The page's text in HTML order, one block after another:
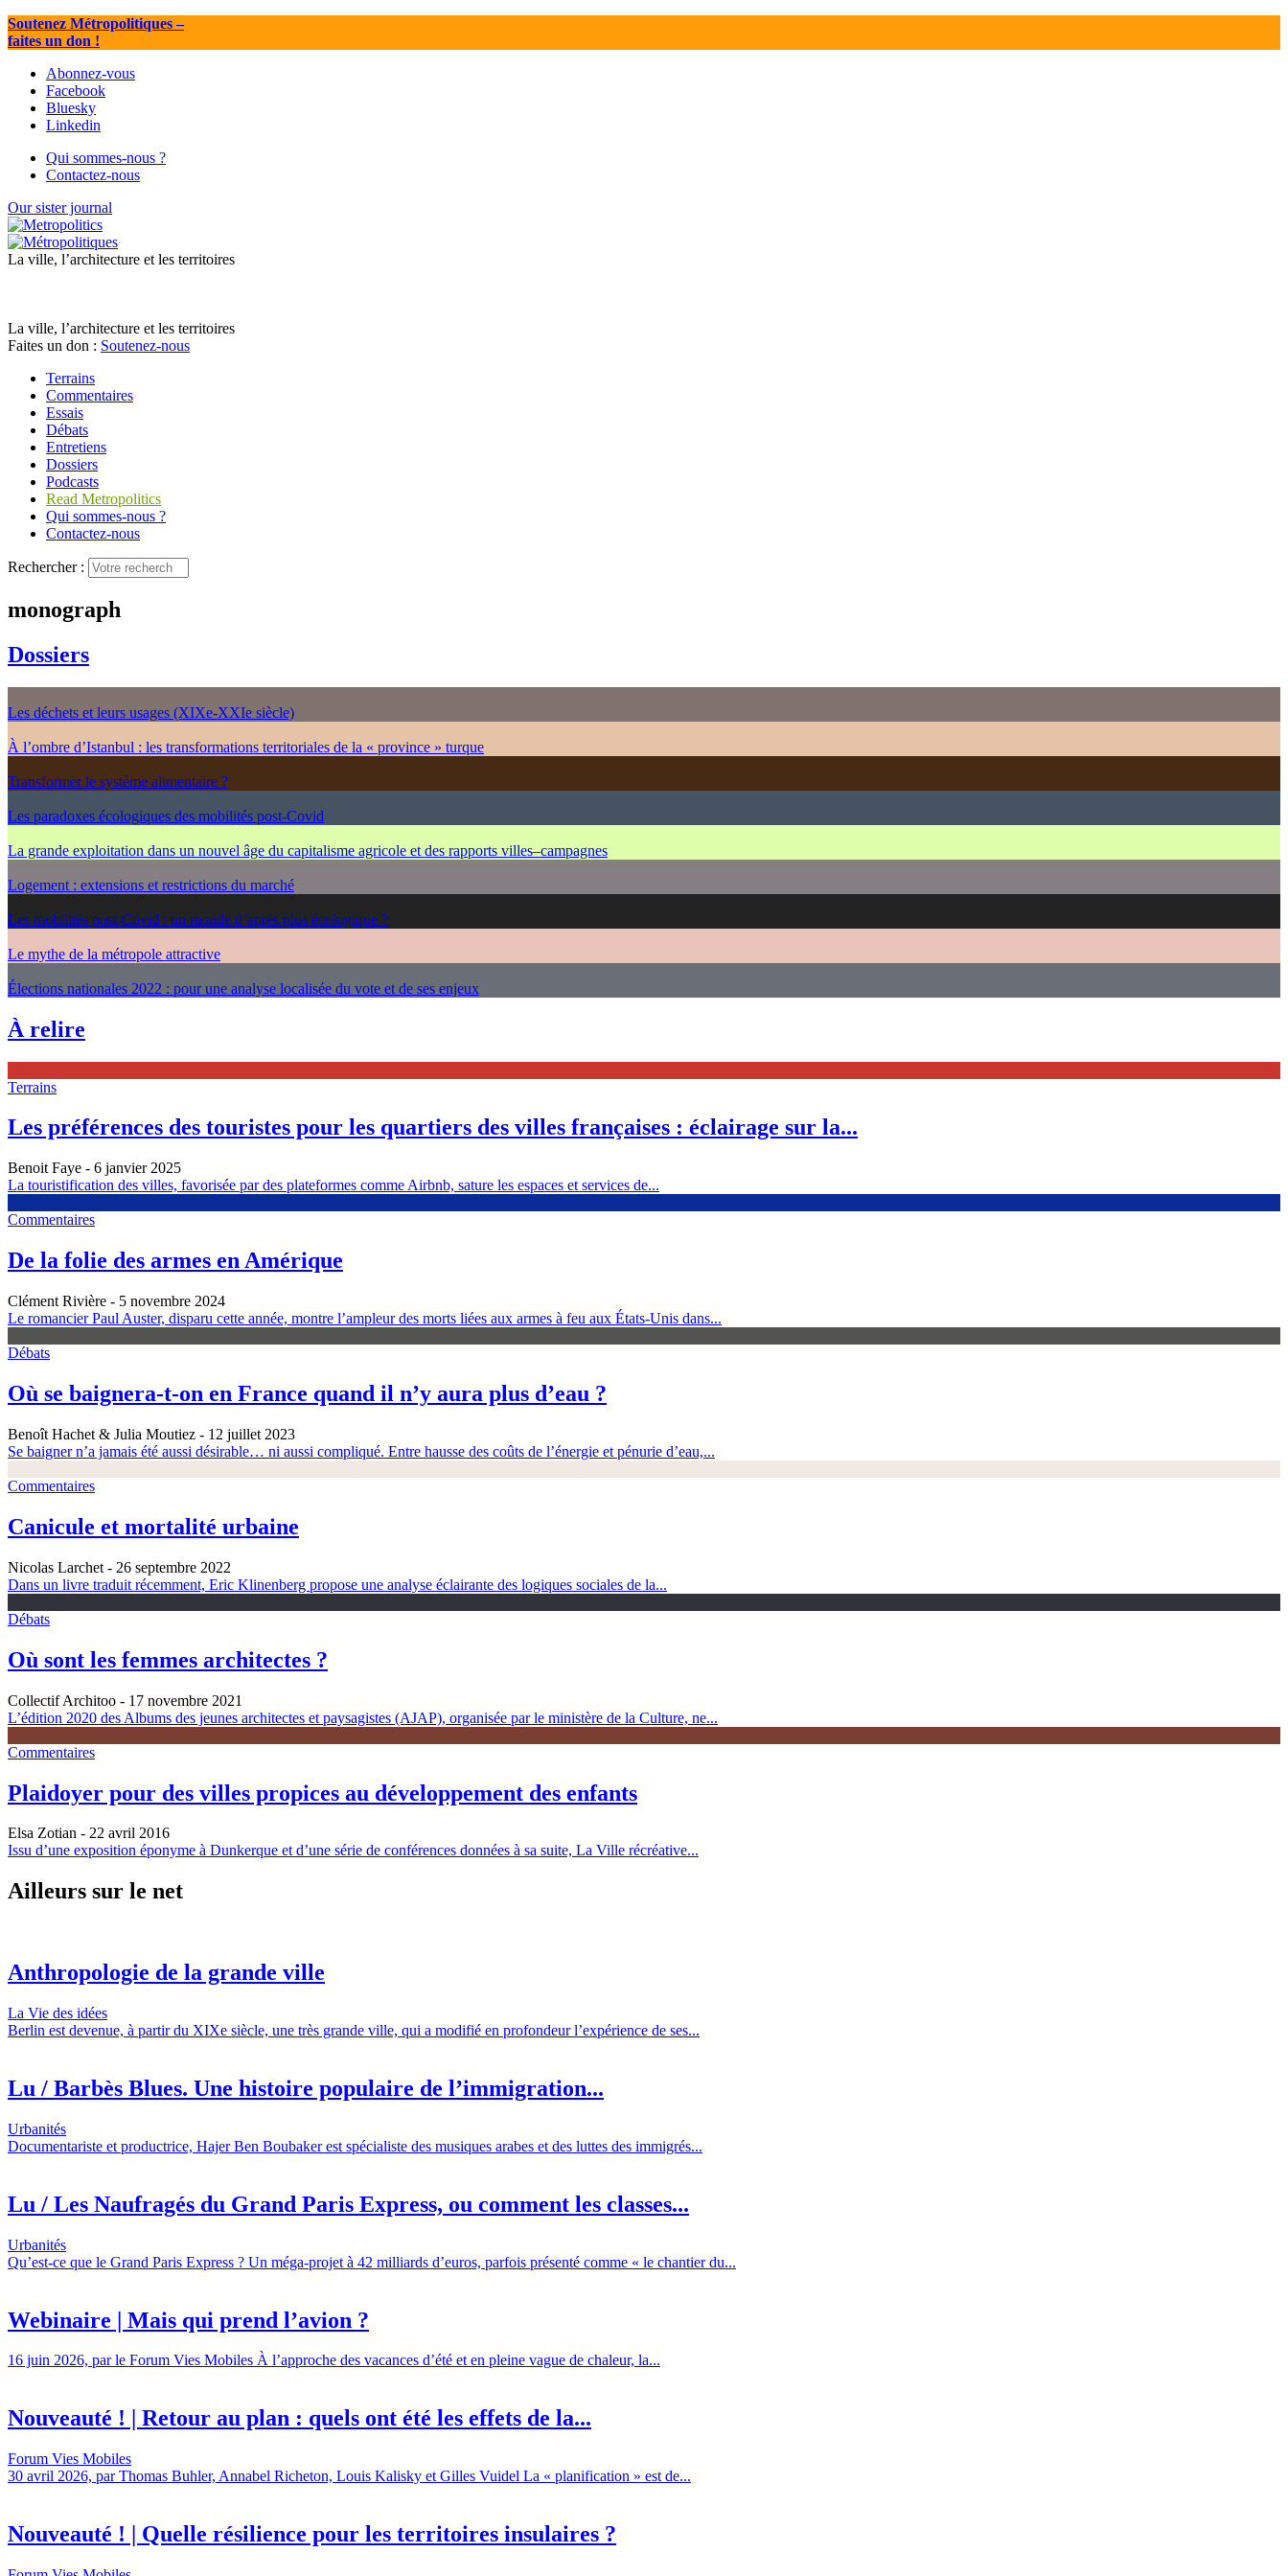
Soutenez Métropolitiques–
faites un don !
Abonnez-vous
Facebook
Bluesky
Linkedin
Qui sommes-nous ?
Contactez-nous
Our sister journal
La ville, l’architecture et les territoires
La ville, l’architecture et les territoires
Faites un don : Soutenez-nous
Terrains
Commentaires
Essais
Débats
Entretiens
Dossiers
Podcasts
Read Metropolitics
Qui sommes-nous ?
Contactez-nous
Rechercher :
monograph
Dossiers
Les déchets et leurs usages (XIXe-XXIe siècle)
À l’ombre d’Istanbul : les transformations territoriales de la « province » turque
Transformer le système alimentaire ?
Les paradoxes écologiques des mobilités post-Covid
La grande exploitation dans un nouvel âge du capitalisme agricole et des rapports villes–campagnes
Logement : extensions et restrictions du marché
Les mobilités post-Covid : un monde d’après plus écologique ?
Le mythe de la métropole attractive
Élections nationales 2022 : pour une analyse localisée du vote et de ses enjeux
À relire
Terrains
Les préférences des touristes pour les quartiers des villes françaises : éclairage sur la...
Benoit Faye - 6 janvier 2025
La touristification des villes, favorisée par des plateformes comme Airbnb, sature les espaces et services de...
Commentaires
De la folie des armes en Amérique
Clément Rivière - 5 novembre 2024
Le romancier Paul Auster, disparu cette année, montre l’ampleur des morts liées aux armes à feu aux États-Unis dans...
Débats
Où se baignera-t-on en France quand il n’y aura plus d’eau ?
Benoît Hachet & Julia Moutiez - 12 juillet 2023
Se baigner n’a jamais été aussi désirable… ni aussi compliqué. Entre hausse des coûts de l’énergie et pénurie d’eau,...
Commentaires
Canicule et mortalité urbaine
Nicolas Larchet - 26 septembre 2022
Dans un livre traduit récemment, Eric Klinenberg propose une analyse éclairante des logiques sociales de la...
Débats
Où sont les femmes architectes ?
Collectif Architoo - 17 novembre 2021
L’édition 2020 des Albums des jeunes architectes et paysagistes (AJAP), organisée par le ministère de la Culture, ne...
Commentaires
Plaidoyer pour des villes propices au développement des enfants
Elsa Zotian - 22 avril 2016
Issu d’une exposition éponyme à Dunkerque et d’une série de conférences données à sa suite, La Ville récréative...
Ailleurs sur le net
Anthropologie de la grande ville
La Vie des idées
Berlin est devenue, à partir du XIXe siècle, une très grande ville, qui a modifié en profondeur l’expérience de ses...
Lu / Barbès Blues. Une histoire populaire de l’immigration...
Urbanités
Documentariste et productrice, Hajer Ben Boubaker est spécialiste des musiques arabes et des luttes des immigrés...
Lu / Les Naufragés du Grand Paris Express, ou comment les classes...
Urbanités
Qu’est-ce que le Grand Paris Express ? Un méga-projet à 42 milliards d’euros, parfois présenté comme « le chantier du...
Webinaire | Mais qui prend l’avion ?
16 juin 2026, par le Forum Vies Mobiles À l’approche des vacances d’été et en pleine vague de chaleur, la...
Nouveauté ! | Retour au plan : quels ont été les effets de la...
Forum Vies Mobiles
30 avril 2026, par Thomas Buhler, Annabel Richeton, Louis Kalisky et Gilles Vuidel La « planification » est de...
Nouveauté ! | Quelle résilience pour les territoires insulaires ?